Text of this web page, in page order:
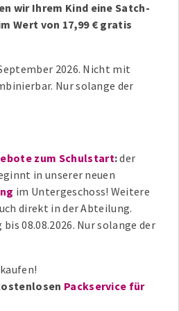
wir Ihrem Kind eine Satch-
Wert von 17,99 € gratis
2026. Nicht mit
Nur solange der
zum Schulstart:der
in unserer neuen
im Untergeschoss! Weitere
direkt in der Abteilung.
08.08.2026. Nur solange der
Packservice für